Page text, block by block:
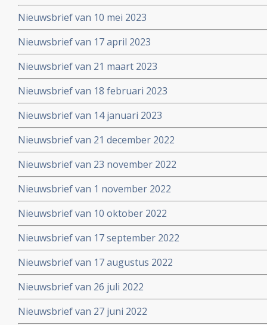
Nieuwsbrief van 10 mei 2023
Nieuwsbrief van 17 april 2023
Nieuwsbrief van 21 maart 2023
Nieuwsbrief van 18 februari 2023
Nieuwsbrief van 14 januari 2023
Nieuwsbrief van 21 december 2022
Nieuwsbrief van 23 november 2022
Nieuwsbrief van 1 november 2022
Nieuwsbrief van 10 oktober 2022
Nieuwsbrief van 17 september 2022
Nieuwsbrief van 17 augustus 2022
Nieuwsbrief van 26 juli 2022
Nieuwsbrief van 27 juni 2022